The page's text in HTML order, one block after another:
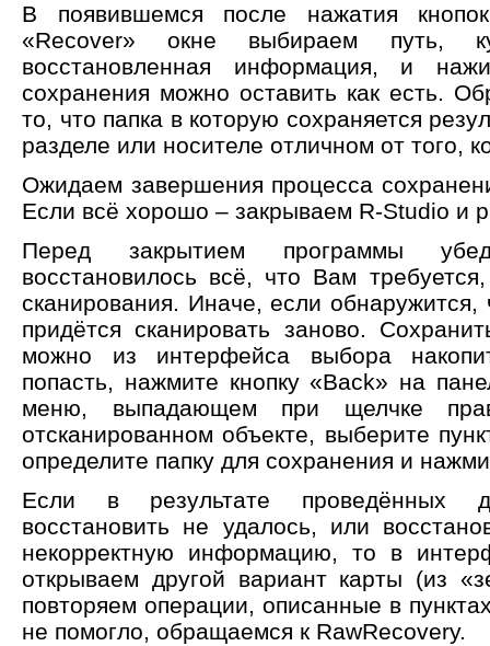
В появившемся после нажатия
«Recover» окне выбираем путь,
восстановленная информация, и
сохранения можно оставить как есть.
то, что папка в которую сохраняется
разделе или носителе отличном от того,
Ожидаем завершения процесса
Если всё хорошо – закрываем R-Studio и
Перед закрытием программы
восстановилось всё, что Вам
сканирования. Иначе, если
придётся сканировать заново.
можно из интерфейса выбора
попасть, нажмите кнопку «Back» на
меню, выпадающем при щелчке
отсканированном объекте, выберите
определите папку для сохранения и
Если в результате проведённых
восстановить не удалось, или
некорректную информацию, то в
открываем другой вариант карты (из
повторяем операции, описанные в
не помогло, обращаемся к RawRecovery.